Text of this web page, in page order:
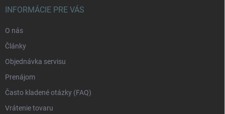
INFORMÁCIE PRE VÁS
O nás
Články
Objednávka servisu
Prenájom
Často kladené otázky (FAQ)
Vrátenie tovaru